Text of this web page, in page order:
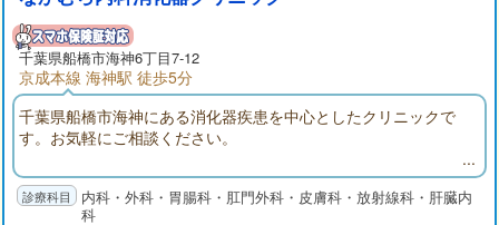
千葉県船橋市海神6丁目7-12
京成本線 海神駅 徒歩5分
千葉県船橋市海神にある消化器疾患を中心としたクリニックで
す。お気軽にご相談ください。
内科・外科・胃腸科・肛門外科・皮膚科・放射線科・肝臓内
科